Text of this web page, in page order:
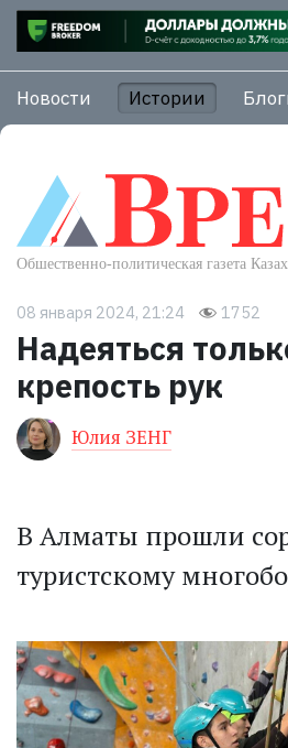
Новости Истории
08 января 2024, 21:24 1752
Надеяться
крепость рук
Юлия ЗЕНГ
В Алматы прошли
туристскому